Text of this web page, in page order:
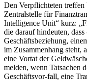
Den Verpflichteten treffen
Zentralstelle für
Intelligence Unit“ kurz:
die darauf hindeuten,
Geschäftsbeziehung,
im Zusammenhang steht,
eine Vortat der
melden, wenn Tatsachen
Geschäftsvor-fall, eine